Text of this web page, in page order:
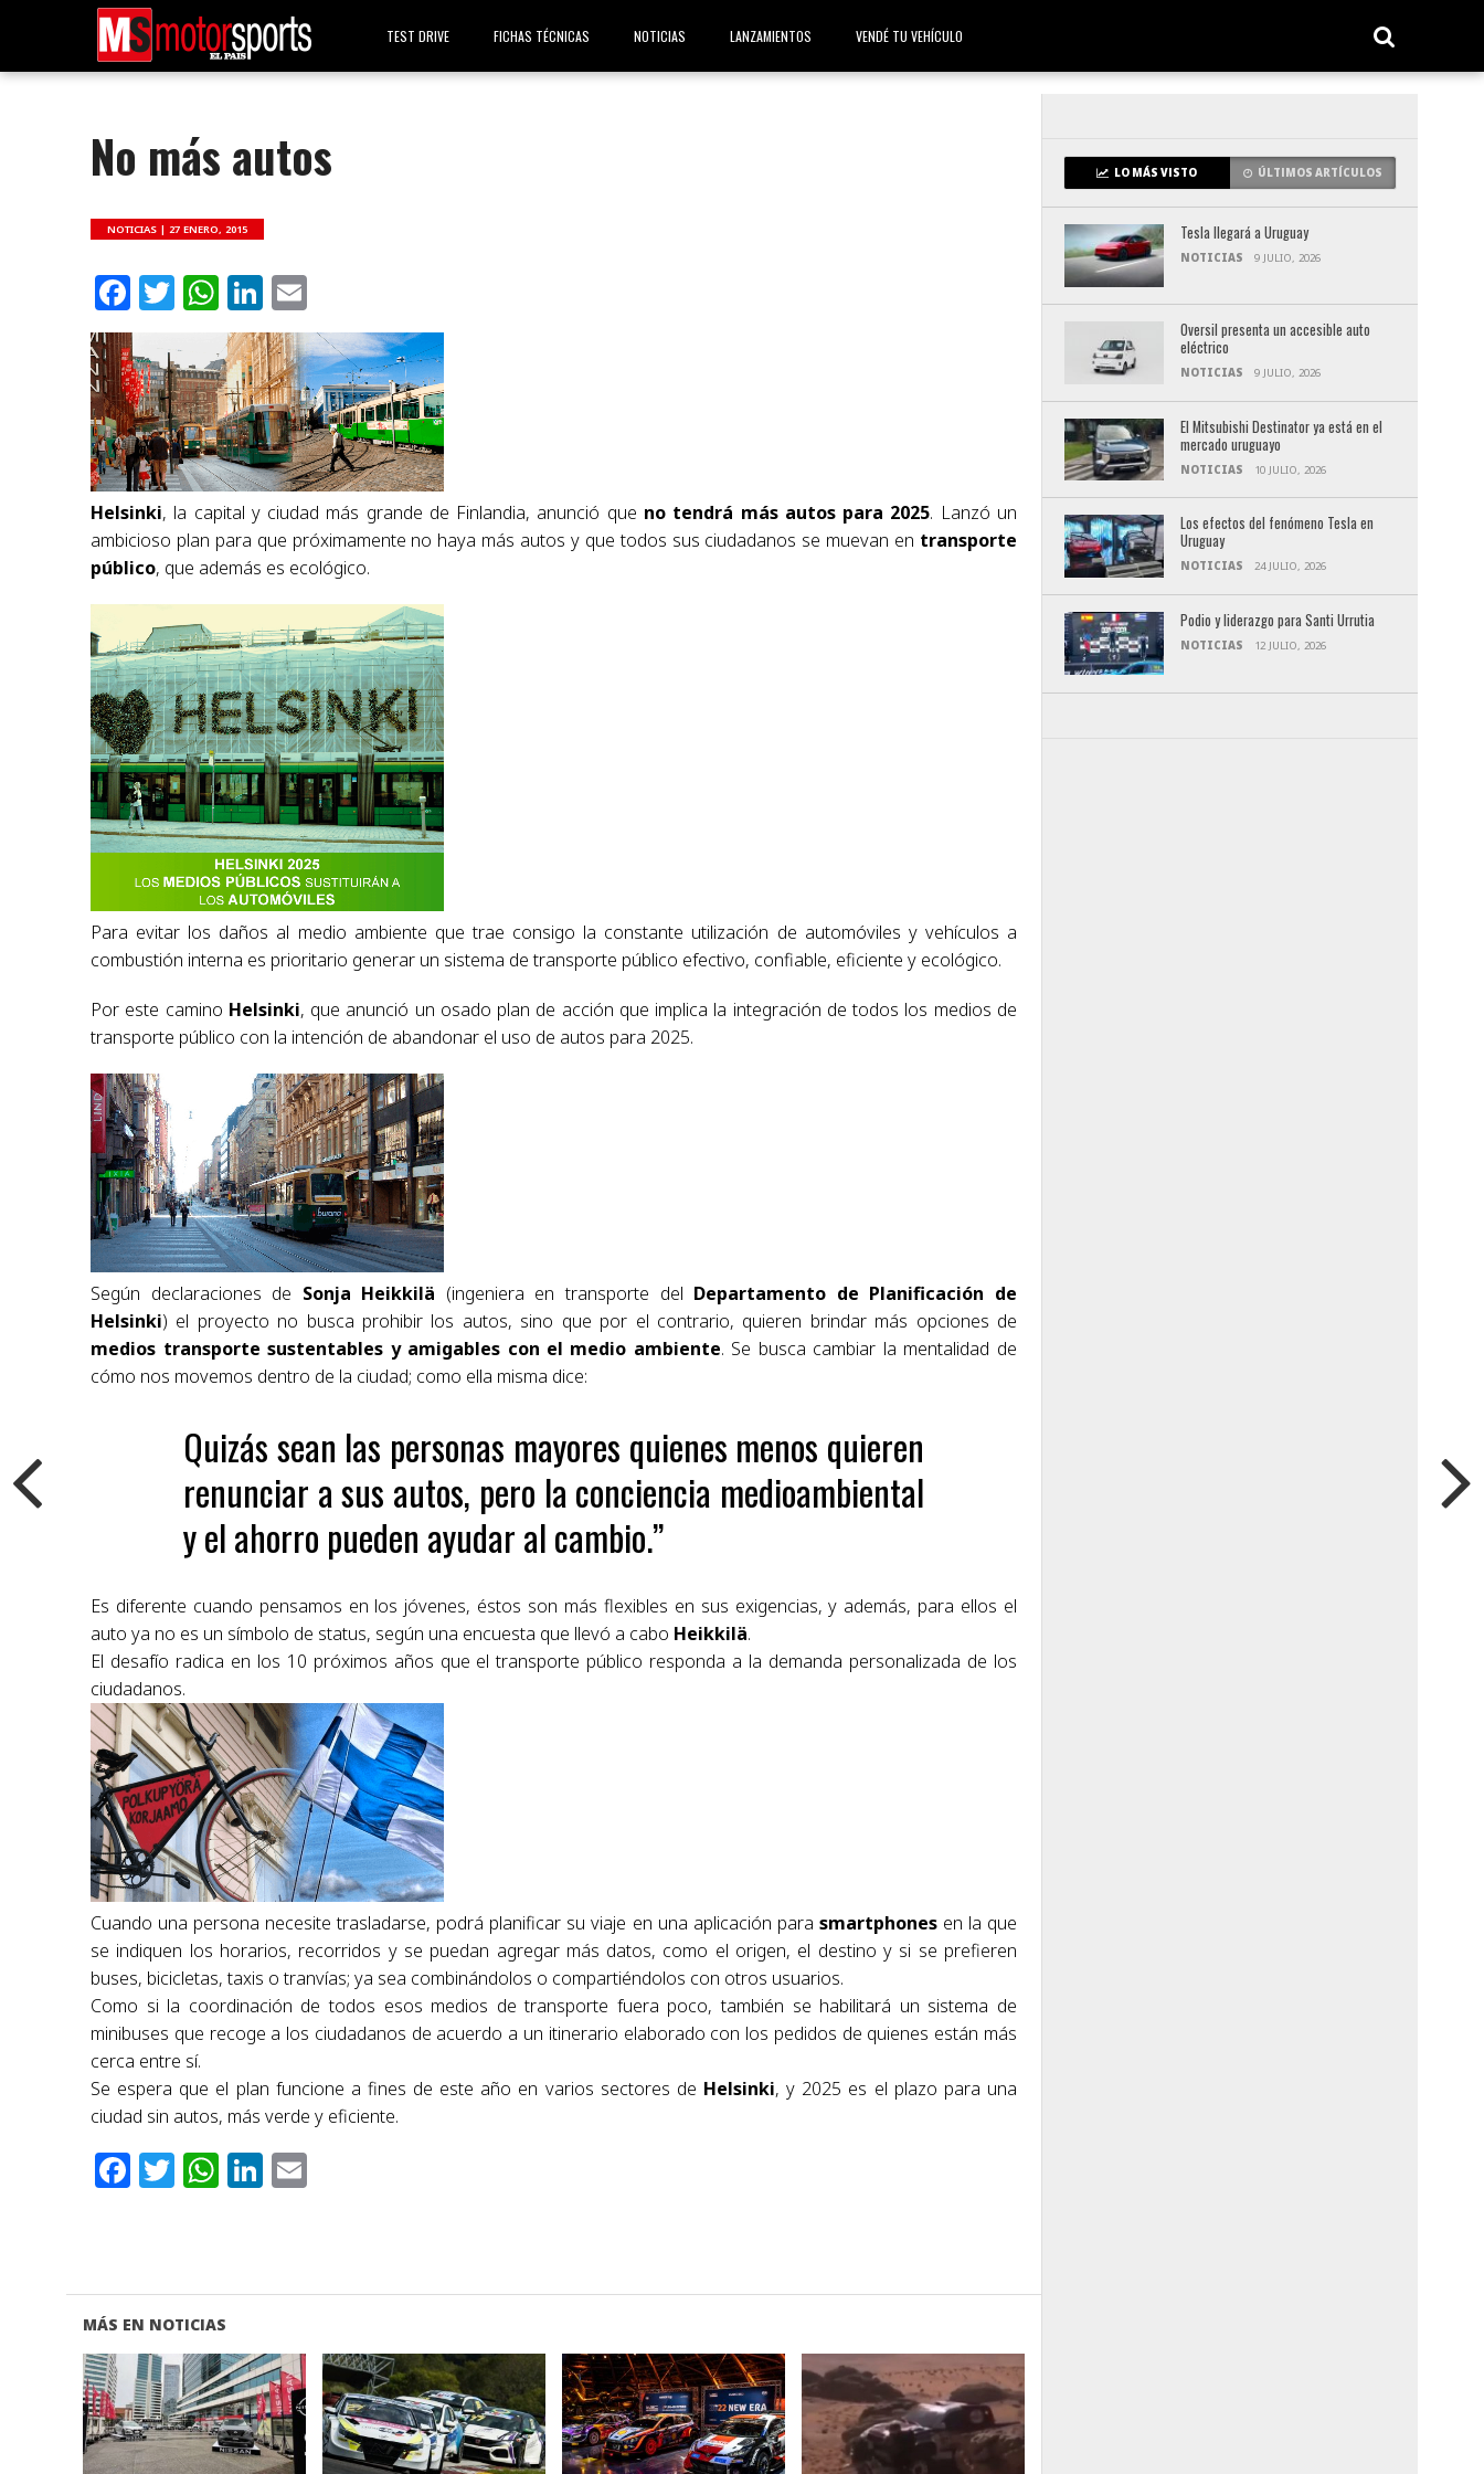
TEST DRIVE FICHAS TÉCNICAS NOTICIAS LANZAMIENTOS VENDÉ TU VEHÍCULO
No más autos
NOTICIAS |27 ENERO, 2015
Facebook
Twitter
WhatsApp
LinkedIn
Helsinki, la capital y ciudad más grande de Finlandia, anunció que no tendrá más autos para 2025. Lanzó un
ambicioso plan para que próximamente no haya más autos y que todos sus ciudadanos se muevan en transporte
público, que además es ecológico.
Para evitar los daños al medio ambiente que trae consigo la constante utilización de automóviles y vehículos a
combustión interna es prioritario generar un sistema de transporte público efectivo, confiable, eficiente y ecológico.
Por este camino Helsinki, que anunció un osado plan de acción que implica la integración de todos los medios de
transporte público con la intención de abandonar el uso de autos para 2025.
Según declaraciones de Sonja Heikkilä (ingeniera en transporte del Departamento de Planificación de
Helsinki) el proyecto no busca prohibir los autos, sino que por el contrario, quieren brindar más opciones de
medios transporte sustentables y amigables con el medio ambiente. Se busca cambiar la mentalidad de
cómo nos movemos dentro de la ciudad; como ella misma dice:
Quizás sean las personas mayores quienes menos quieren
renunciar a sus autos, pero la conciencia medioambiental
y el ahorro pueden ayudar al cambio.”
Es diferente cuando pensamos en los jóvenes, éstos son más flexibles en sus exigencias, y además, para ellos el
auto ya no es un símbolo de status, según una encuesta que llevó a cabo Heikkilä.
El desafío radica en los 10 próximos años que el transporte público responda a la demanda personalizada de los
ciudadanos.
Cuando una persona necesite trasladarse, podrá planificar su viaje en una aplicación para smartphonesen la que
se indiquen los horarios, recorridos y se puedan agregar más datos, como el origen, el destino y si se prefieren
buses, bicicletas, taxis o tranvías; ya sea combinándolos o compartiéndolos con otros usuarios.
Como si la coordinación de todos esos medios de transporte fuera poco, también se habilitará un sistema de
minibuses que recoge a los ciudadanos de acuerdo a un itinerario elaborado con los pedidos de quienes están más
cerca entre sí.
Se espera que el plan funcione a fines de este año en varios sectores de Helsinki, y 2025 es el plazo para una
ciudad sin autos, más verde y eficiente.
Facebook
Twitter
WhatsApp
LinkedIn
MÁS EN NOTICIAS
VER NOTA VER NOTA VER NOTA VER NOTA
LO MÁS VISTO ÚLTIMOS ARTÍCULOS
Tesla llegará a Uruguay
NOTICIAS 9 JULIO, 2026
Oversil presenta un accesible auto
eléctrico
NOTICIAS 9 JULIO, 2026
El Mitsubishi Destinator ya está en el
mercado uruguayo
NOTICIAS 10 JULIO, 2026
Los efectos del fenómeno Tesla en
Uruguay
NOTICIAS 24 JULIO, 2026
Podio y liderazgo para Santi Urrutia
NOTICIAS 12 JULIO, 2026